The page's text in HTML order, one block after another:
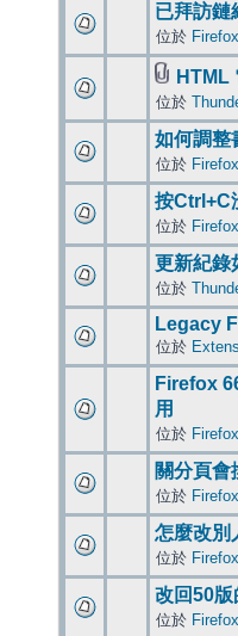
已拜訪鏈
位於 Firefox
HTML
位於
如何調整
位於 Firefox
按Ctrl+C
位於 Firefox
更新紀錄
位於
Legacy
位於
Firefox
用
位於 Firefox
關分頁會
位於 Firefox
怎麼改別
位於 Firefox
改回50版
位於 Firefox